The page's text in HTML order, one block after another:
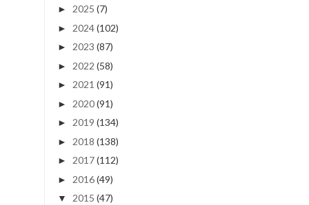
► 2025 (7)
► 2024(102)
► 2023 (87)
► 2022 (58)
► 2021 (91)
► 2020(91)
► 2019 (134)
► 2018 (138)
► 2017(112)
► 2016(49)
▼ 2015 (47)